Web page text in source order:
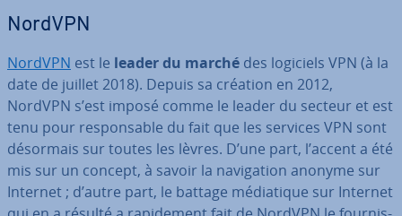
NordVPN
NordVPN est le leader du marché des logiciels VPN (à la
date de juillet 2018). Depuis sa création en 2012,
NordVPN s’est imposé comme le leader du secteur et est
tenu pour res­pon­sable du fait que les services VPN sont
désormais sur toutes les lèvres. D’une part, l’accent a été
mis sur un concept, à savoir la na­vi­ga­tion anonyme sur
Internet ; d’autre part, le battage mé­dia­tique sur Internet